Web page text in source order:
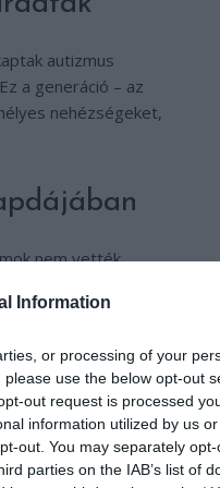
Information
or processing of your
use the below opt-out
out request is processed
information utilized by us
out. You may separately
parties on the IAB’s list of
autizmus
a generáció – az
nehézségeket,
nem vették
(ún. „maszkolás”),
kimaradt
diagnosztika